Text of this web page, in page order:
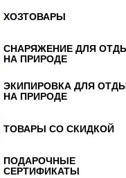
ХОЗТОВАРЫ
СНАРЯЖЕНИЕ ДЛЯ
НА ПРИРОДЕ
ЭКИПИРОВКА ДЛЯ
НА ПРИРОДЕ
ТОВАРЫ СО СКИДКОЙ
ПОДАРОЧНЫЕ
СЕРТИФИКАТЫ